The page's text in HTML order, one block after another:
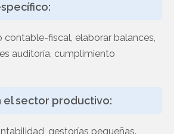
contable-fiscal, elaborar balances,
auditoría, cumplimiento
el sector productivo:
gestorías pequeñas.